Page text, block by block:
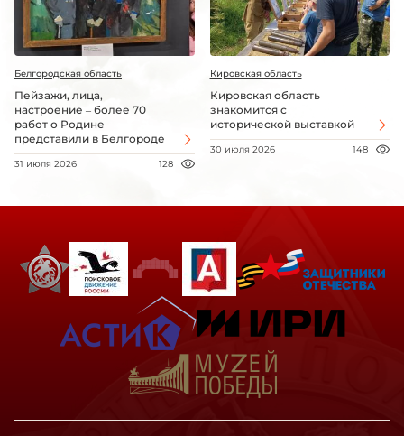
Белгородская область
Пейзажи, лица,
настроение – более 70
работ о Родине
представили в Белгороде
31 июля 2026 128
Кировская область
Кировская область
знакомится с
исторической выставкой
30 июля 2026 148